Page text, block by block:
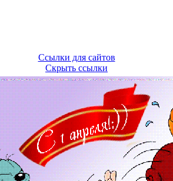
Ссылки для сайтов
Скрыть ссылки